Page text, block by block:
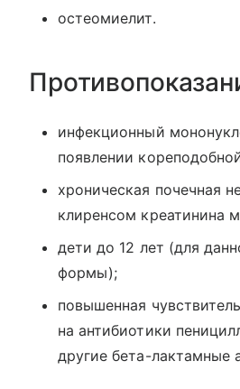
остеомиелит.
инфекционный
появлении
хроническая почечная
клиренсом креатинина
дети до 12 лет (для
формы);
повышенная
на антибиотики
другие бета-лактамные